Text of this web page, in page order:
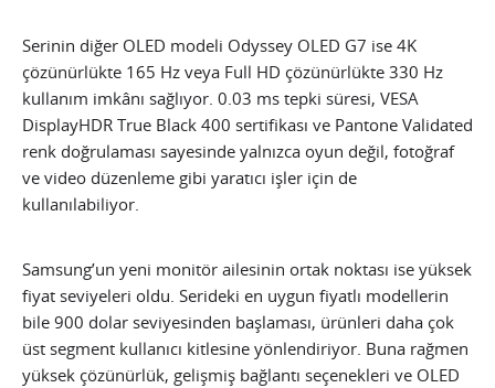
Serinin diğer OLED modeli Odyssey OLED G7 ise 4K
çözünürlükte 165 Hz veya Full HD çözünürlükte 330 Hz
kullanım imkânı sağlıyor. 0.03 ms tepki süresi, VESA
DisplayHDR True Black 400 sertifikası ve Pantone Validated
renk doğrulaması sayesinde yalnızca oyun değil, fotoğraf
ve video düzenleme gibi yaratıcı işler için de
kullanılabiliyor.
Samsung’un yeni monitör ailesinin ortak noktası ise yüksek
fiyat seviyeleri oldu. Serideki en uygun fiyatlı modellerin
bile 900 dolar seviyesinden başlaması, ürünleri daha çok
üst segment kullanıcı kitlesine yönlendiriyor. Buna rağmen
yüksek çözünürlük, gelişmiş bağlantı seçenekleri ve OLED